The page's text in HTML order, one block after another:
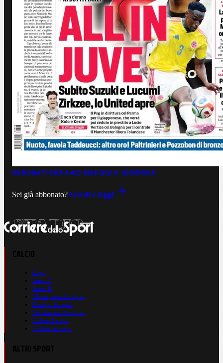
ABBONATI ORA A €0,99LEGGI IL GIORNALE
Sei già abbonato?Accedi e leggi
Live
Serie A
Serie B
Champions League
Europa League
Conference League
Calcio Estero
Calciomercato